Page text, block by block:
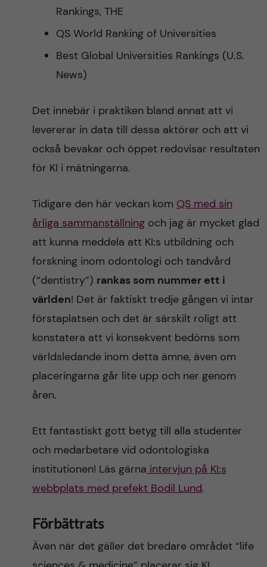
Rankings, THE
QS World Ranking of Universities
Best Global Universities Rankings (U.S.
News)
Det innebär i praktiken bland annat att vi
levererar in data till dessa aktörer och att vi
också bevakar och öppet redovisar resultaten
för KI i mätningarna.
Tidigare den här veckan kom QS med sin
årliga sammanställningoch jag är mycket glad
att kunna meddela att KI:s utbildning och
forskning inom odontologi och tandvård
(“dentistry”) rankas som nummer ett i
världen! Det är faktiskt tredje gången vi intar
förstaplatsen och det är särskilt roligt att
konstatera att vi konsekvent bedöms som
världsledande inom detta ämne, även om
placeringarna går lite upp och ner genom
åren.
Ett fantastiskt gott betyg till alla studenter
och medarbetare vid odontologiska
institutionen! Läs gärna intervjun på KI:s
webbplats med prefekt Bodil Lund.
Förbättrats
Även när det gäller det bredare området “life